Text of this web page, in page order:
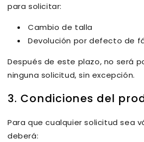
para solicitar:
Cambio de talla
Devolución por defecto de
Después de este plazo, no será
ninguna solicitud, sin excepción.
3. Condiciones del
Para que cualquier solicitud sea
deberá: